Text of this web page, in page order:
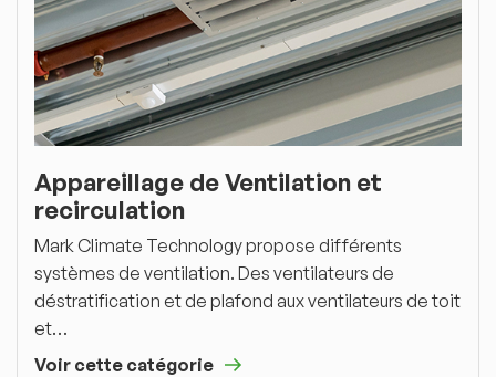
Appareillage de Ventilation et
recirculation
Mark Climate Technology propose différents
systèmes de ventilation. Des ventilateurs de
déstratification et de plafond aux ventilateurs de toit
et…
Voir cette catégorie